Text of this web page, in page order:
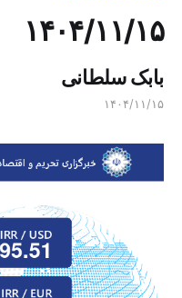
۱۴۰۴/۱۱/۱۵
بابک سلطانی
۱۴۰۴/۱۱/۱۵